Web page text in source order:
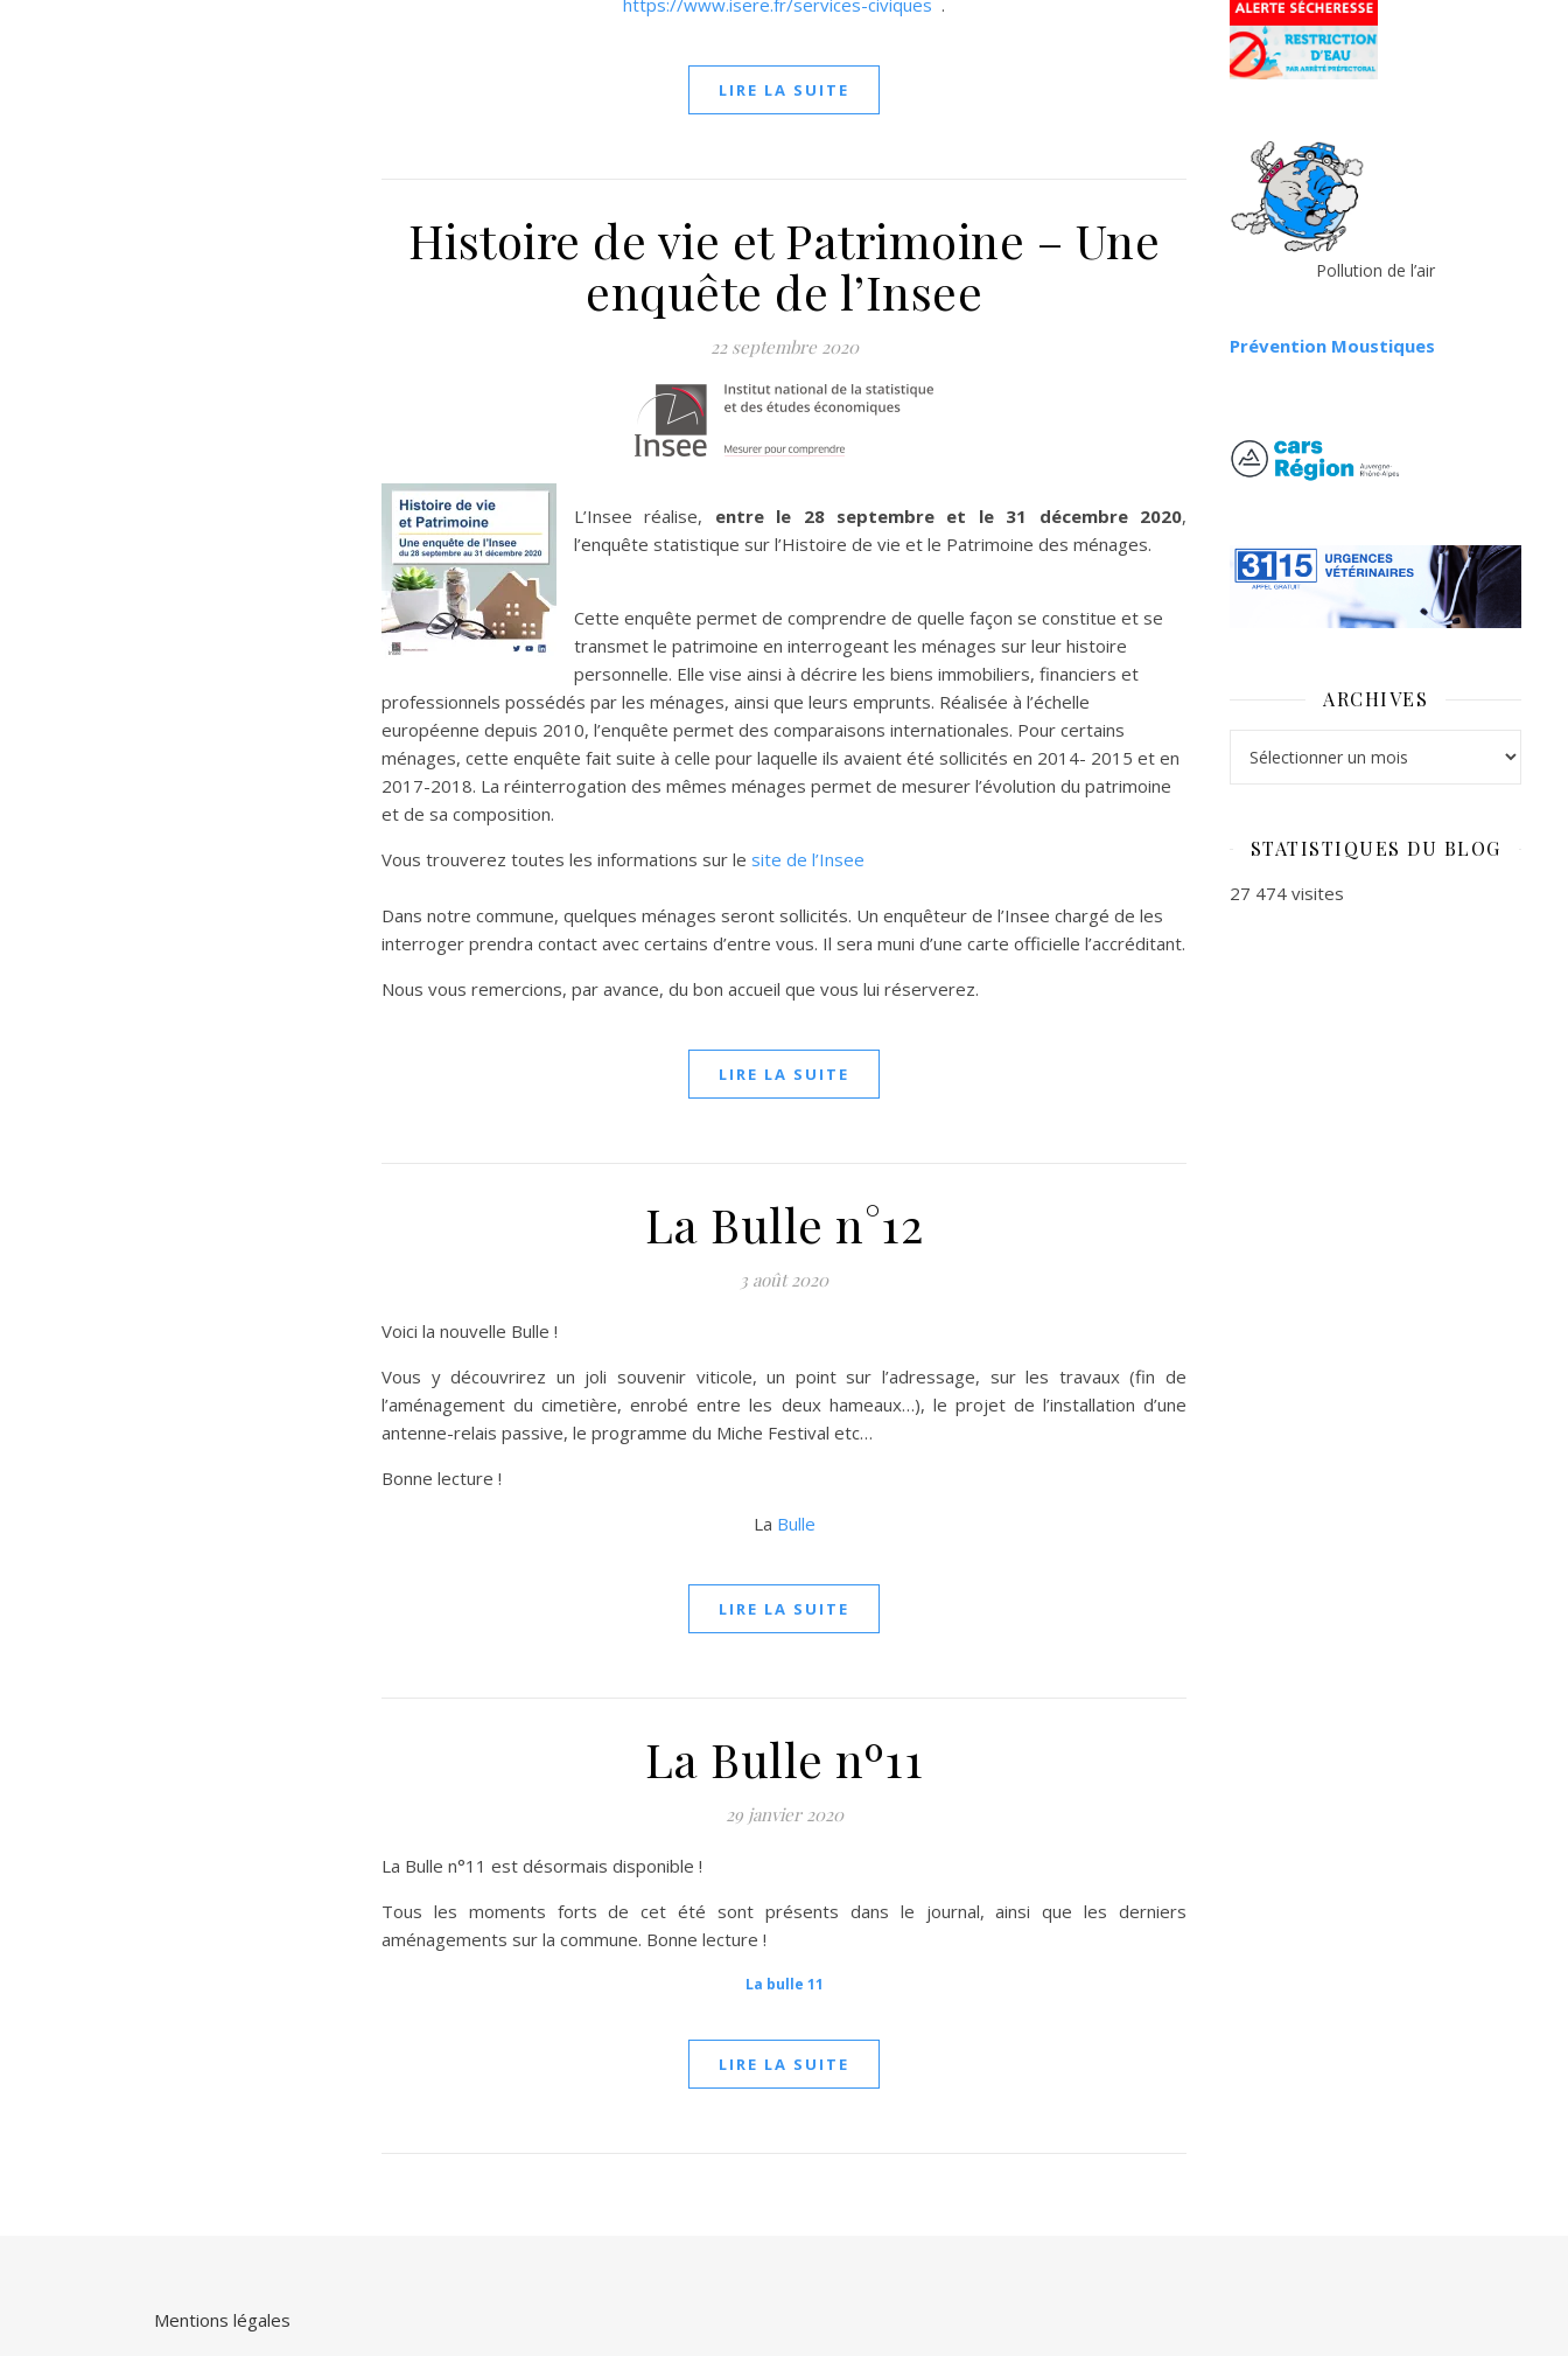
https://www.isere.fr/services-civiques .
LIRE LA SUITE
Histoire de vie et Patrimoine – Une
enquête de l’Insee
22 septembre 2020
L’Insee réalise, entre le 28 septembre et le 31 décembre 2020,
l’enquête statistique sur l’Histoire de vie et le Patrimoine des ménages.
Cette enquête permet de comprendre de quelle façon se constitue et se
transmet le patrimoine en interrogeant les ménages sur leur histoire
personnelle. Elle vise ainsi à décrire les biens immobiliers, financiers et
professionnels possédés par les ménages, ainsi que leurs emprunts. Réalisée à l’échelle
européenne depuis 2010, l’enquête permet des comparaisons internationales. Pour certains
ménages, cette enquête fait suite à celle pour laquelle ils avaient été sollicités en 2014- 2015 et en
2017-2018. La réinterrogation des mêmes ménages permet de mesurer l’évolution du patrimoine
et de sa composition.
Vous trouverez toutes les informations sur le site de l’Insee
Dans notre commune, quelques ménages seront sollicités. Un enquêteur de l’Insee chargé de les
interroger prendra contact avec certains d’entre vous. Il sera muni d’une carte officielle l’accréditant.
Nous vous remercions, par avance, du bon accueil que vous lui réserverez.
LIRE LA SUITE
La Bulle n°12
3 août 2020
Voici la nouvelle Bulle !
Vous y découvrirez un joli souvenir viticole, un point sur l’adressage, sur les travaux (fin de
l’aménagement du cimetière, enrobé entre les deux hameaux…), le projet de l’installation d’une
antenne-relais passive, le programme du Miche Festival etc…
Bonne lecture !
La Bulle
LIRE LA SUITE
La Bulle nº11
29 janvier 2020
La Bulle n°11 est désormais disponible !
Tous les moments forts de cet été sont présents dans le journal, ainsi que les derniers
aménagements sur la commune. Bonne lecture !
La bulle 11
LIRE LA SUITE
Pollution de l’air
Prévention Moustiques
ARCHIVES
STATISTIQUES DU BLOG
27 474 visites
Mentions légales